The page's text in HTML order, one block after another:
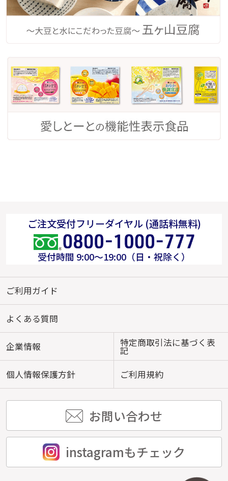
ご注文受付フリーダイヤル (通話料無料)
受付時間 9:00～19:00（日・祝除く）
ご利用ガイド
よくある質問
企業情報 特定商取引法に基づく表
記
個人情報保護方針
ご利用規約
お問い合わせ
instagramもチェック